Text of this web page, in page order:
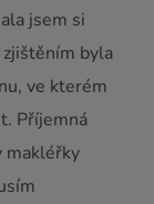
jsem si
byla
ve kterém
Příjemná
makléřky